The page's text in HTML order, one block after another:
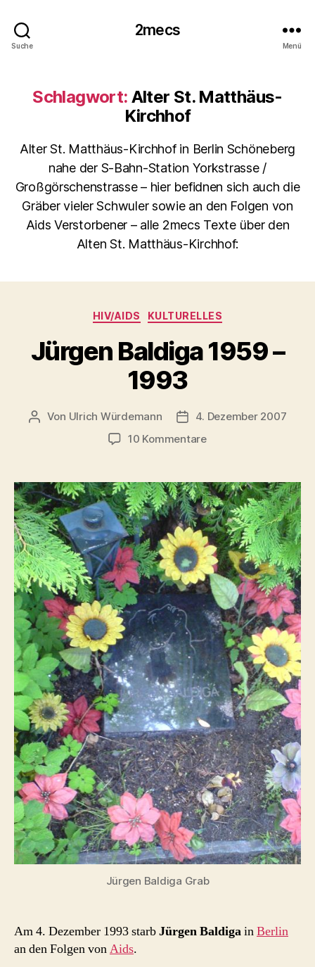
Suche
2mecs
Menü
Schlagwort: Alter St. Matthäus-
Kirchhof
Alter St. Matthäus-Kirchhof in Berlin Schöneberg
nahe der S-Bahn-Station Yorkstrasse /
Großgörschenstrasse – hier befidnen sich auch die
Gräber vieler Schwuler sowie an den Folgen von
Aids Verstorbener – alle 2mecs Texte über den
Alten St. Matthäus-Kirchhof:
Kategorien
HIV/AIDS KULTURELLES
Jürgen Baldiga 1959 –
1993
Beitragsautor
Von Ulrich Würdemann Beitragsdatum
4. Dezember 2007
10 Kommentarezu
1959
–
1993
Jürgen Baldiga Grab
Am 4. Dezember 1993 starbJürgen BaldigainBerlin
an den Folgen vonAids.